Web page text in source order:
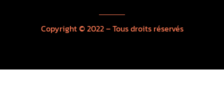
Copyright © 2022 – Tous droits réservés